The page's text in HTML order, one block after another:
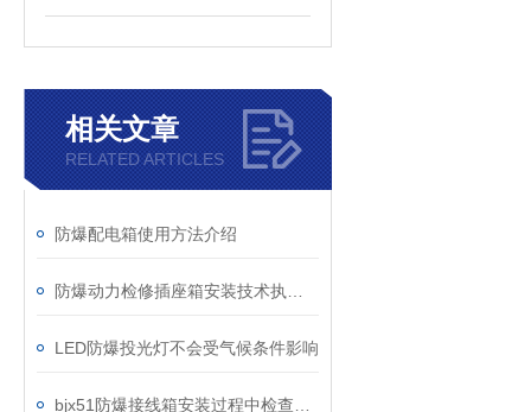
相关文章
RELATED ARTICLES
防爆配电箱使用方法介绍
LED防爆投光灯不会受气候条件影响